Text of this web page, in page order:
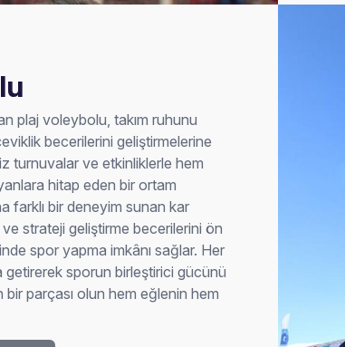
plaj voleybolu, takım ruhunu
becerilerini geliştirmelerine
turnuvalar ve etkinliklerle hem
hitap eden bir ortam
farklı bir deneyim sunan kar
ve strateji geliştirme becerilerini ön
spor yapma imkânı sağlar. Her
getirerek sporun birleştirici gücünü
parçası olun hem eğlenin hem